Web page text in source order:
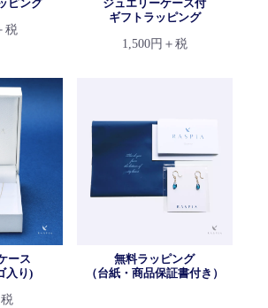
ピング
税
ジュエリーケース付
ギフトラッピング
1,500円＋税
ース
入り)
無料ラッピング
（台紙・商品保証書付き）